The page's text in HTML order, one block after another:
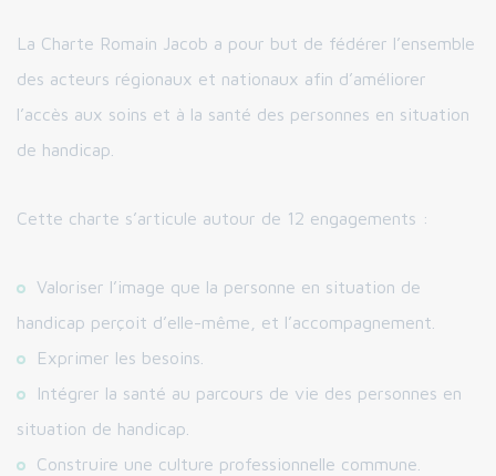
La Charte Romain Jacob a pour but de fédérer l’ensemble
des acteurs régionaux et nationaux afin d’améliorer
l’accès aux soins et à la santé des personnes en situation
de handicap.
Cette charte s’articule autour de 12 engagements :
Valoriser l’image que la personne en situation de
handicap perçoit d’elle-même, et l’accompagnement.
Exprimer les besoins.
Intégrer la santé au parcours de vie des personnes en
situation de handicap.
Construire une culture professionnelle commune.